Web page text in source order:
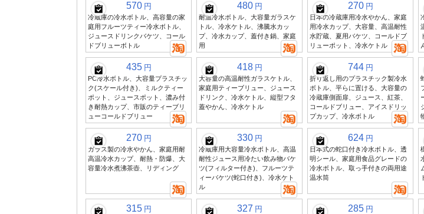
570 円
冷蔵庫の冷水ボトル、高容量の家
庭用フルーツティー冷水ボトル、
ジュースドリンクバケツ、コール
ドブリューボトル
480 円
耐温冷水ボトル、大容量ガラスケ
トル、冷水ケトル、沸騰水カッ
プ、冷水カップ、蓋付き鍋、家庭
用
270 円
日本の冷蔵庫用冷水やかん、家庭
用冷水カップ、大容量、高温耐性
水貯蔵、夏用バケツ、コールドブ
リューポット、冷水ケトル
435 円
PC冷水ボトル、大容量プラスチッ
ク(スケール付き)、ミルクティー
ポット、ジュースポット、濃み付
き耐熱カップ、市販のティーブリ
ューコールドブリュー
418 円
大容量の高温耐性ガラスケトル、
家庭用ティーブリュー、ジュース
ドリンク、冷水ケトル、縦型フタ
蓋やかん、冷水ケトル
744 円
折り返し用のプラスチック製冷水
ボトル、平らに置ける、大容量の
冷蔵庫側面扉、ジュース、紅茶、
コールドブリュー、アイスドリッ
プカップ、冷水ボトル
270 円
ガラス製の冷水やかん、家庭用耐
高温冷水カップ、耐熱・防爆、大
容量冷水煮沸茶壺、リディング
330 円
冷蔵庫用大容量冷水ボトル、高温
耐性ジュース用冷たい飲み物バケ
ツ(フィルター付き)、フルーツテ
ィーバケツ(蛇口付き)、冷水ケト
ル
624 円
日本式の蛇口付き冷水ボトル、透
明シール、家庭用食品グレードの
冷水ボトル、取っ手付きの両用途
温水筒
315 円 327 円 285 円